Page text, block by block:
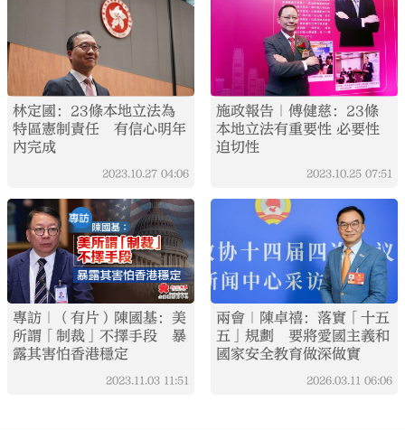
林定國：23條本地立法為
特區憲制責任 有信心明年
內完成
2023.10.27 04:06
施政報告｜傅健慈：23條
本地立法有重要性 必要性
迫切性
2023.10.25 07:51
專訪｜（有片）陳國基：美
所謂「制裁」不擇手段 暴
露其害怕香港穩定
2023.11.03 11:51
兩會｜陳卓禧：落實「十五
五」規劃 要將愛國主義和
國家安全教育做深做實
2026.03.11 06:06